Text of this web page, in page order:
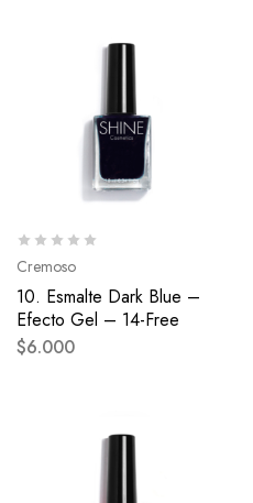
Cremoso
10. Esmalte Dark Blue –
Efecto Gel – 14-Free
$6.000